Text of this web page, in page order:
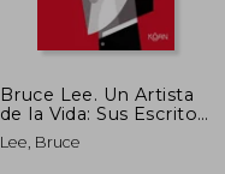
Bruce Lee. Un Artista
de la Vida: Sus Escritos
Esenciales
Lee, Bruce